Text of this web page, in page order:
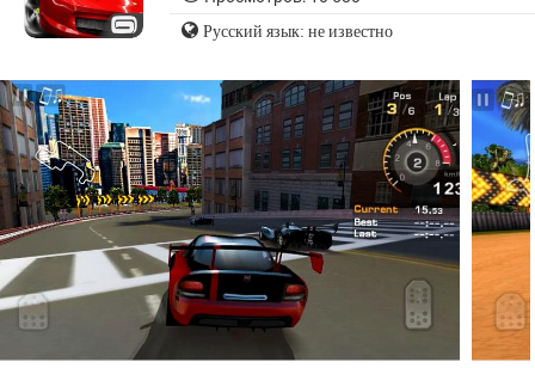
Русский язык: не известно